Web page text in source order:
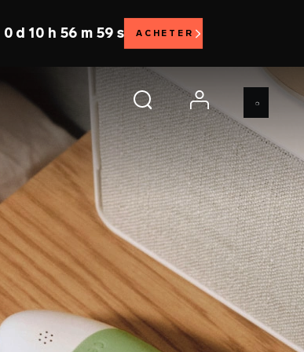
0 d 10 h 56 m 56 s ACHETER
account